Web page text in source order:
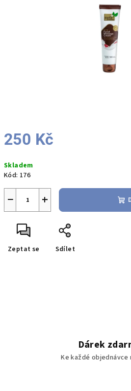
250 Kč
cena:
Skladem
Kód: 176
+
−
Zeptat se Sdílet
Dárek
Ke každé objednávce